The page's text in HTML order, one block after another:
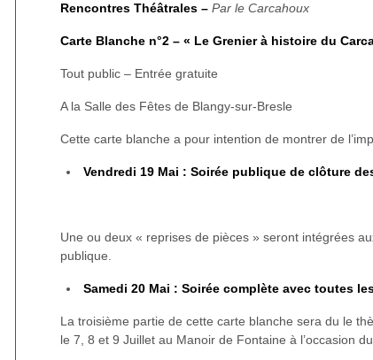
Rencontres Théâtrales – Par le Carcahoux
Carte Blanche n°2 – « Le Grenier à histoire du
Tout public – Entrée gratuite
A la Salle des Fêtes de Blangy-sur-Bresle
Cette carte blanche a pour intention de montrer de
Vendredi 19 Mai : Soirée publique de clôture
Une ou deux « reprises de pièces » seront intégrées
publique.
Samedi 20 Mai : Soirée complète avec toutes
La troisième partie de cette carte blanche sera du le
le 7, 8 et 9 Juillet au Manoir de Fontaine à l’occasion